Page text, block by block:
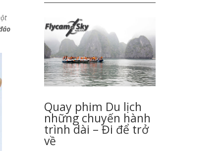
Quay phim Du lịch
những chuyến hành
trình dài – Đi để trở
về